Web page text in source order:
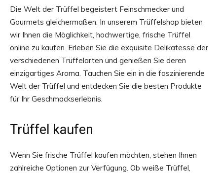
Die Welt der Trüffel begeistert Feinschmecker und
Gourmets gleichermaßen. In unserem Trüffelshop bieten
wir Ihnen die Möglichkeit, hochwertige, frische Trüffel
online zu kaufen. Erleben Sie die exquisite Delikatesse der
verschiedenen Trüffelarten und genießen Sie deren
einzigartiges Aroma. Tauchen Sie ein in die faszinierende
Welt der Trüffel und entdecken Sie die besten Produkte
für Ihr Geschmackserlebnis.
Trüffel kaufen
Wenn Sie frische Trüffel kaufen möchten, stehen Ihnen
zahlreiche Optionen zur Verfügung. Ob weiße Trüffel,